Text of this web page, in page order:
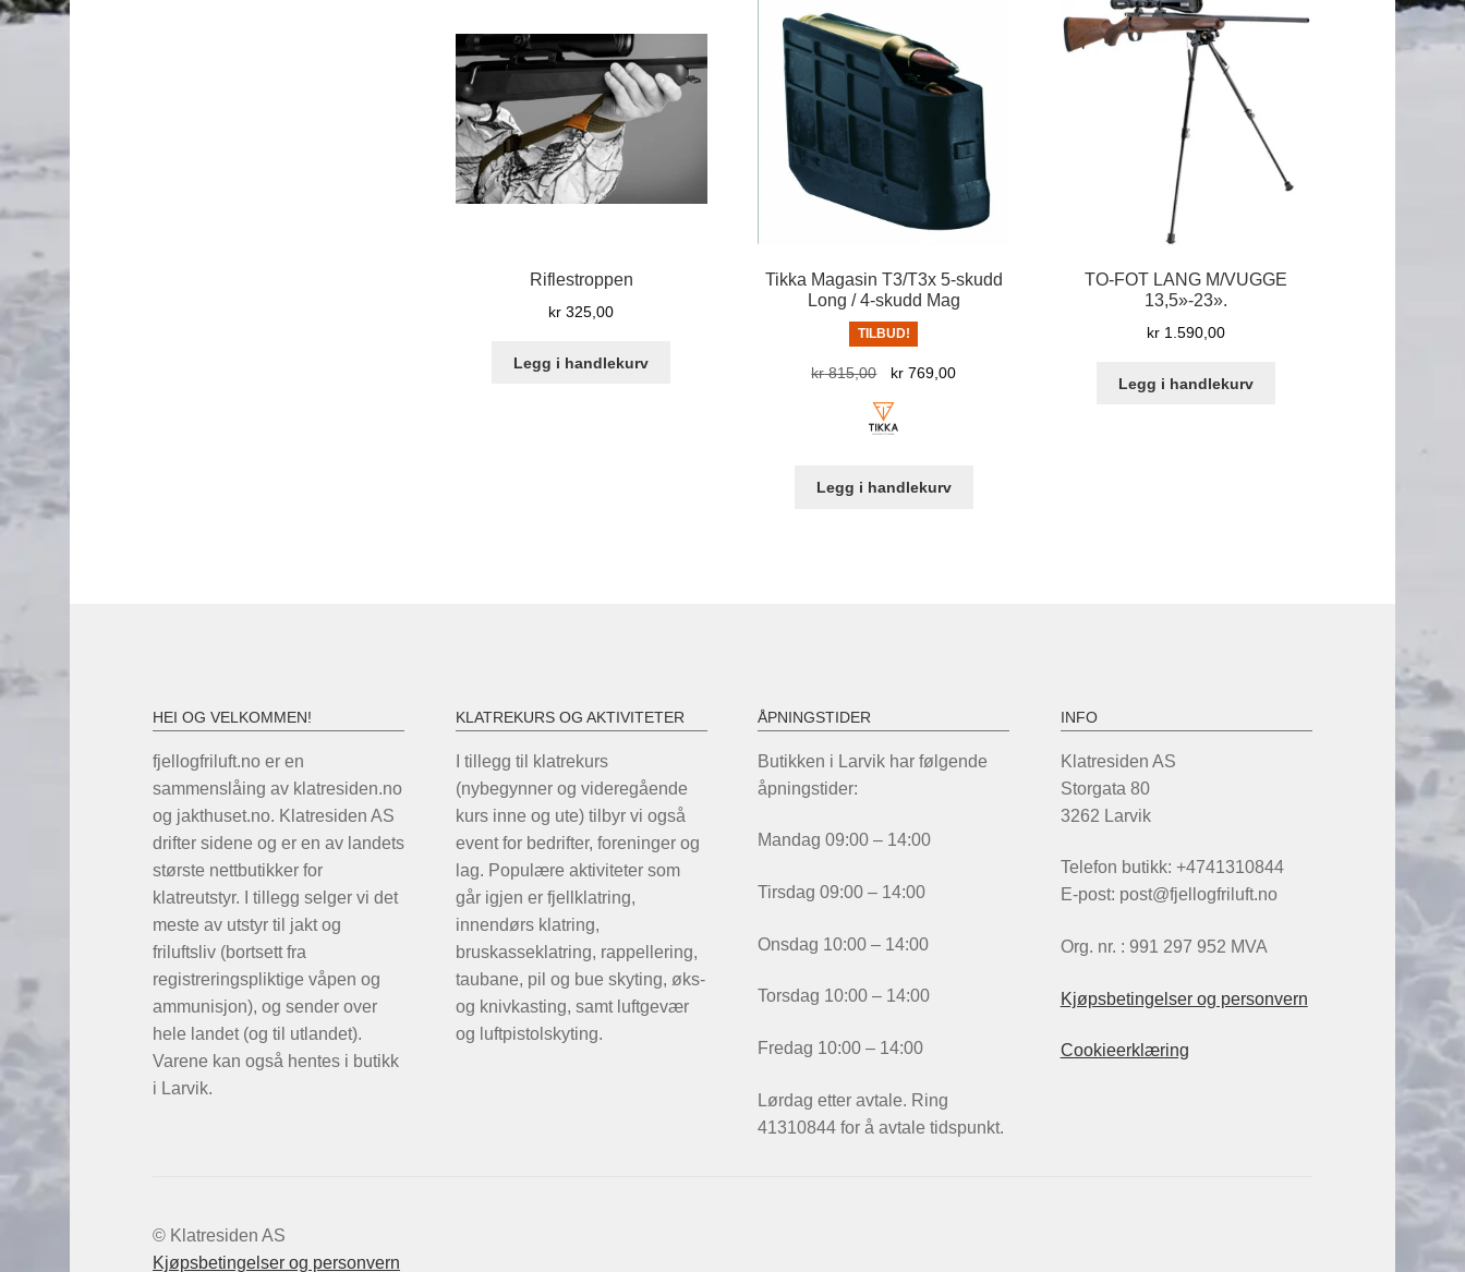
Riflestroppen
kr 325,00
Legg i handlekurv
Tikka Magasin T3/T3x 5-skudd
Long / 4-skudd Mag
TILBUD!
kr815,00
Opprinnelig
var:
kr 769,00Nåværende
Legg i handlekurv
TO-FOT LANG M/VUGGE
13,5»-23».
kr 1.590,00
Legg i handlekurv
HEI OG VELKOMMEN!
fjellogfriluft.no er en
sammenslåing av klatresiden.no
og jakthuset.no. Klatresiden AS
drifter sidene og er en av landets
største nettbutikker for
klatreutstyr. I tillegg selger vi det
meste av utstyr til jakt og
friluftsliv (bortsett fra
registreringspliktige våpen og
ammunisjon), og sender over
hele landet (og til utlandet).
Varene kan også hentes i butikk
i Larvik.
KLATREKURS OG AKTIVITETER
I tillegg til klatrekurs
(nybegynner og videregående
kurs inne og ute) tilbyr vi også
event for bedrifter, foreninger og
lag. Populære aktiviteter som
går igjen er fjellklatring,
innendørs klatring,
bruskasseklatring, rappellering,
taubane, pil og bue skyting, øks-
og knivkasting, samt luftgevær
og luftpistolskyting.
ÅPNINGSTIDER
Butikken i Larvik har følgende
åpningstider:
Mandag 09:00 – 14:00
Tirsdag 09:00 – 14:00
Onsdag 10:00 – 14:00
Torsdag 10:00 – 14:00
Fredag 10:00 – 14:00
Lørdag etter avtale. Ring
41310844 for å avtale tidspunkt.
INFO
Klatresiden AS
Storgata 80
3262 Larvik
Telefon butikk: +4741310844
E-post: post@fjellogfriluft.no
Org. nr. : 991 297 952 MVA
Kjøpsbetingelser og personvern
Cookieerklæring
© Klatresiden AS
Kjøpsbetingelser og personvern